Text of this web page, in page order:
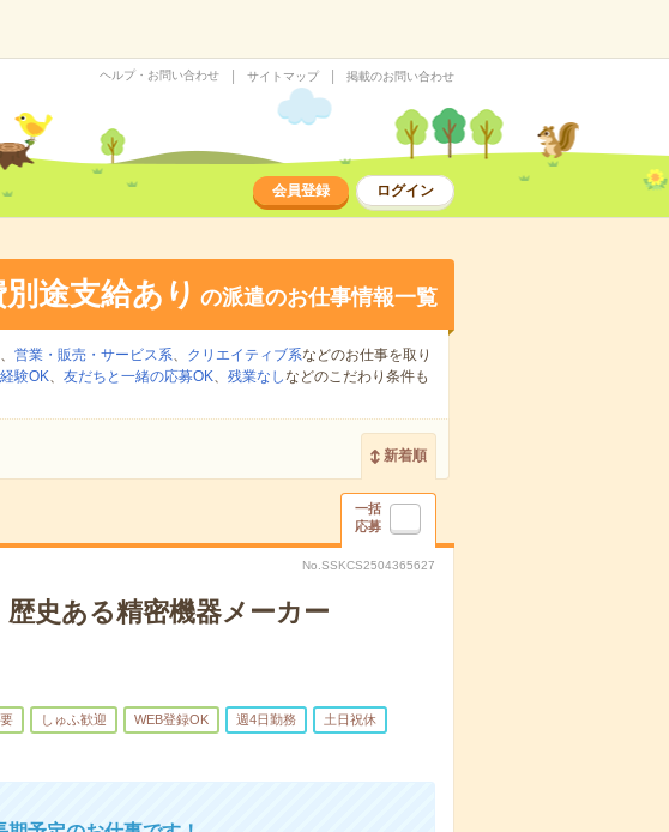
ヘルプ・お問い合わせ サイトマップ 掲載のお問い合わせ
会員登録 ログイン
途支給あり の派遣のお仕事情報一覧
、 営業・販売・サービス系、 クリエイティブ系などのお仕事を取り
験OK、 友だちと一緒の応募OK、 残業なしなどのこだわり条件も
新着順
一括
応募
No.SSKCS2504365627
史ある精密機器メーカー
しゅふ歓迎 WEB登録OK 週4日勤務 土日祝休